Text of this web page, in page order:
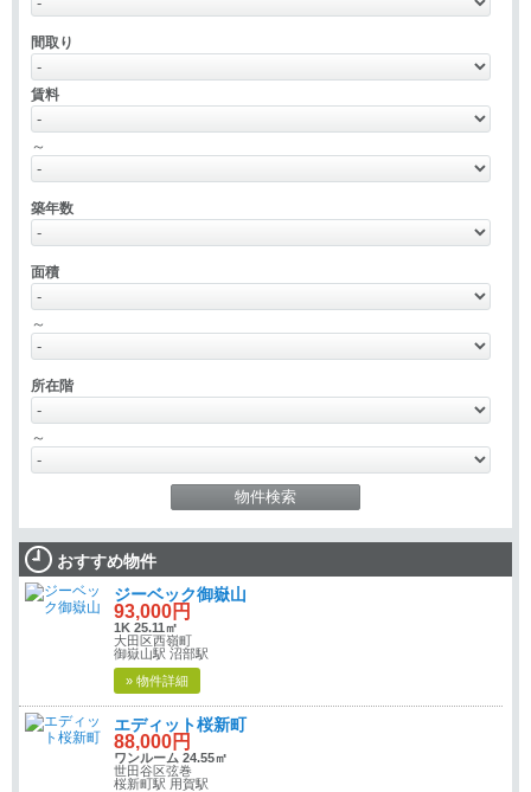
間取り
賃料
～
築年数
面積
～
所在階
～
おすすめ物件
ジーベック御嶽山
93,000円
1K 25.11㎡
大田区西嶺町
御嶽山駅 沼部駅
» 物件詳細
エディット桜新町
88,000円
ワンルーム 24.55㎡
世田谷区弦巻
桜新町駅 用賀駅